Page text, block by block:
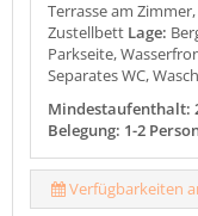
Terrasse am
Zustellbett Lage:
Parkseite,
Separates WC,
Mindestaufenthalt:
Belegung: 1-2
Verfügbarkeiten